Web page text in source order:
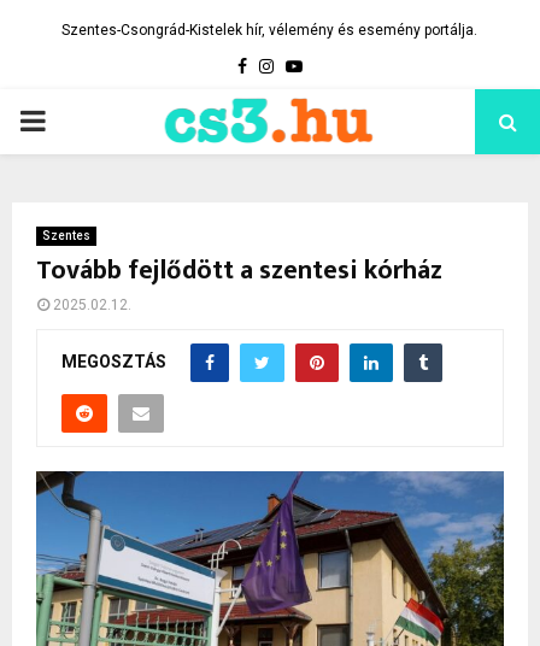
Szentes-Csongrád-Kistelek hír, vélemény és esemény portálja.
Facebook
Instagram
Youtube
PRIMARY
Szentes
Tovább fejlődött a szentesi kórház
2025.02.12.
MEGOSZTÁS